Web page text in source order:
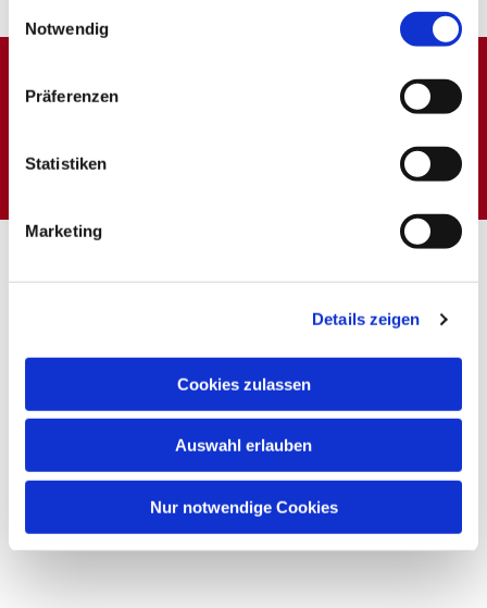
Notwendig
Präferenzen
Statistiken
Marketing
Details zeigen
Cookies zulassen
Auswahl erlauben
Nur notwendige Cookies
Dies könnte Sie auch